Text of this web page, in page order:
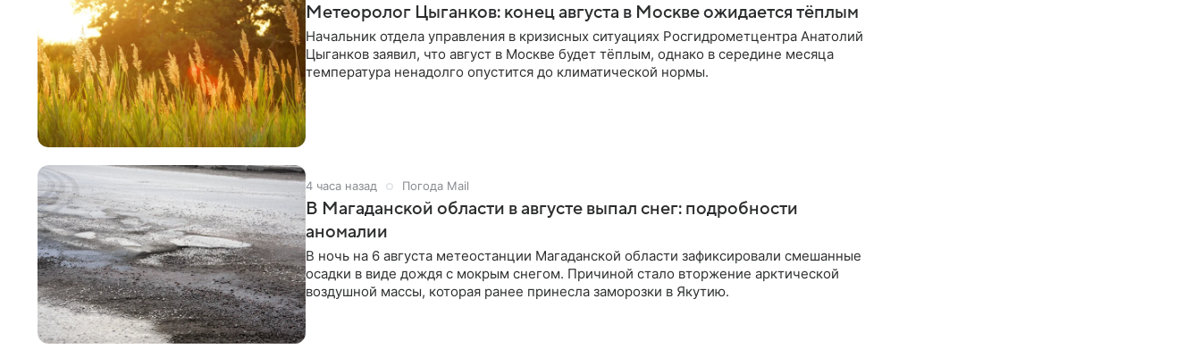
Метеоролог Цыганков: конец августа в Москве ожидается тёплым
Начальник отдела управления в кризисных ситуациях Росгидрометцентра Анатолий
Цыганков заявил, что август в Москве будет тёплым, однако в середине месяца
температура ненадолго опустится до климатической нормы.
4 часа назад Погода Mail
В Магаданской области в августе выпал снег: подробности
аномалии
В ночь на 6 августа метеостанции Магаданской области зафиксировали смешанные
осадки в виде дождя с мокрым снегом. Причиной стало вторжение арктической
воздушной массы, которая ранее принесла заморозки в Якутию.